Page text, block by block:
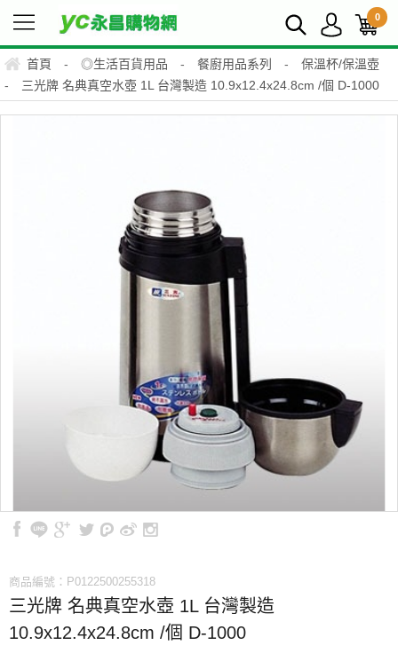
0
首頁 - ◎生活百貨用品 - 餐廚用品系列 -
保溫杯/保溫壺
-
三光牌 名典真空水壺 1L 台灣製造 10.9x12.4x24.8cm /個 D-1000
商品編號：P0122500255318
三光牌 名典真空水壺 1L 台灣製造
10.9x12.4x24.8cm /個 D-1000